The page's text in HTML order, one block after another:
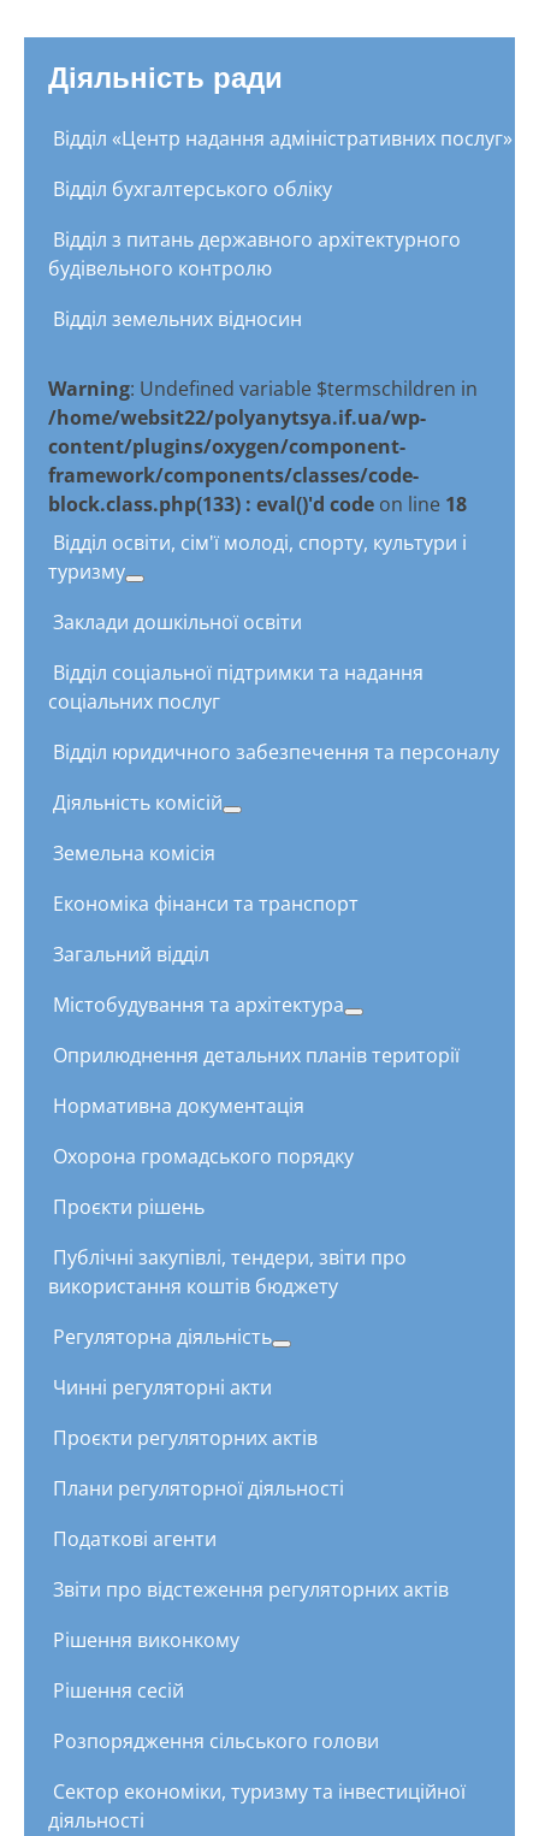
Діяльність ради
Відділ «Центр надання адміністративних послуг»
Відділ бухгалтерського обліку
Відділ з питань державного архітектурного
будівельного контролю
Відділ земельних відносин
Warning: Undefined variable $termschildren in
/home/websit22/polyanytsya.if.ua/wp-
content/plugins/oxygen/component-
framework/components/classes/code-
block.class.php(133) : eval()'d code on line 18
Відділ освіти, сім'ї молоді, спорту, культури і
туризму
Заклади дошкільної освіти
Відділ соціальної підтримки та надання
соціальних послуг
Відділ юридичного забезпечення та персоналу
Діяльність комісій
Земельна комісія
Економіка фінанси та транспорт
Загальний відділ
Містобудування та архітектура
Оприлюднення детальних планів території
Нормативна документація
Охорона громадського порядку
Проєкти рішень
Публічні закупівлі, тендери, звіти про
використання коштів бюджету
Регуляторна діяльність
Чинні регуляторні акти
Проєкти регуляторних актів
Плани регуляторної діяльності
Податкові агенти
Звіти про відстеження регуляторних актів
Рішення виконкому
Рішення сесій
Розпорядження сільського голови
Сектор економіки, туризму та інвестиційної
діяльності